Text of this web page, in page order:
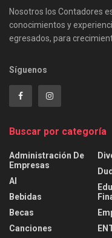
Nosotros los Contadores
conocimientos y
egresados, para
Síguenos
Buscar por categoría
Administración De
Empresas
AI
Bebidas
Becas
Canciones